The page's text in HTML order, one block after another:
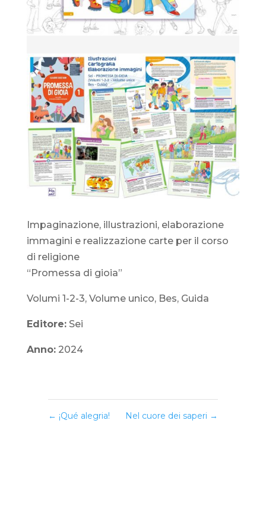
Impaginazione, illustrazioni, elaborazione
immagini e realizzazione carte per il corso
di religione
“Promessa di gioia”
Volumi 1-2-3, Volume unico, Bes, Guida
Editore:Sei
Anno:2024
← ¡Qué alegria! Nel cuore dei saperi →